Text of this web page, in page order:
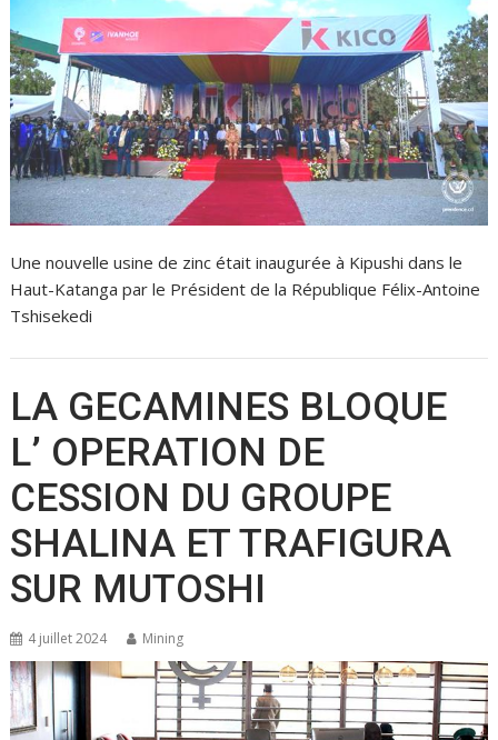
Une nouvelle usine de zinc était inaugurée à Kipushi dans le
Haut-Katanga par le Président de la République Félix-Antoine
Tshisekedi
LA GECAMINES BLOQUE
L’ OPERATION DE
CESSION DU GROUPE
SHALINA ET TRAFIGURA
SUR MUTOSHI
4 juillet 2024 Mining